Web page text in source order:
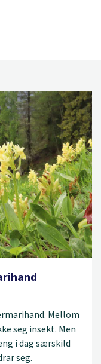
Mellom
seg insekt. Men
i dag særskild
seg.